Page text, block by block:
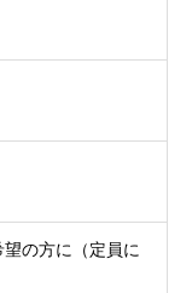
の方に（定員に